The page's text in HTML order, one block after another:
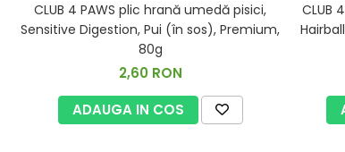
CLUB 4 PAWS plic hrană umedă pisici,
Sensitive Digestion, Pui (în sos), Premium,
80g
2,60 RON
ADAUGA IN COS
CLUB